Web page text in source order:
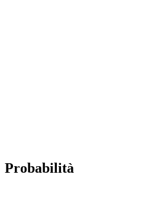
Probabilità